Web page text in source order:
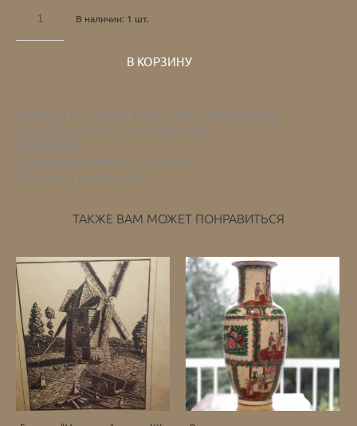
В наличии: 1 шт.
В КОРЗИНУ
Гравюра на холсте. Конец ХIХ в Деревянная,
резная(вручную) рама. Франция
Ш 48ХВ60
Местонахождение: г. Москва
Доставка по России
ТАКЖЕ ВАМ МОЖЕТ ПОНРАВИТЬСЯ